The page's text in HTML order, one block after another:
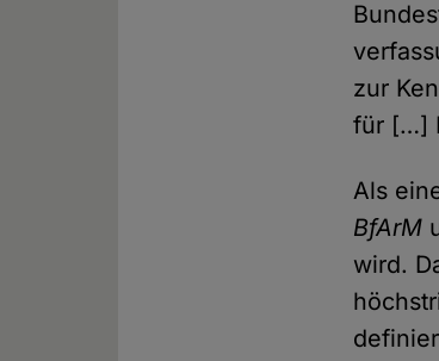
zur
für […]
Als
BfArM
wird.